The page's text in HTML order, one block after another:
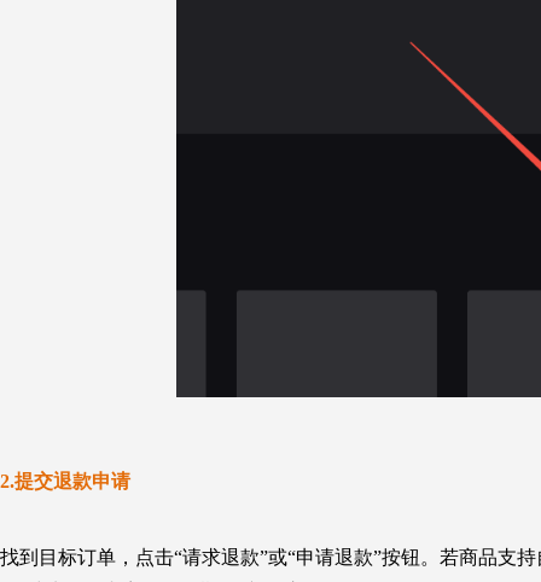
2.提交退款申请
找到目标订单，点击“请求退款”或“申请退款”按钮。若商品支